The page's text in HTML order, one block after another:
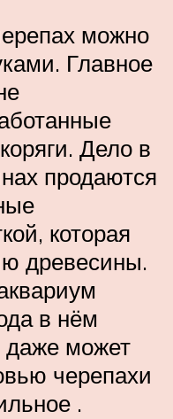
можно
Главное
Дело в
продаются
которая
древесины.
в нём
даже может
черепахи
.